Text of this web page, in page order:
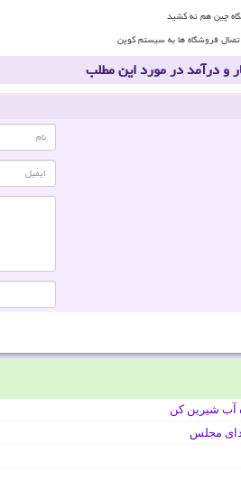
چین هم ته کشید
فروشگاه ها به سیستم کوپن
و درآمد در مورد این مطلب
آب شیرین کن
مجلس